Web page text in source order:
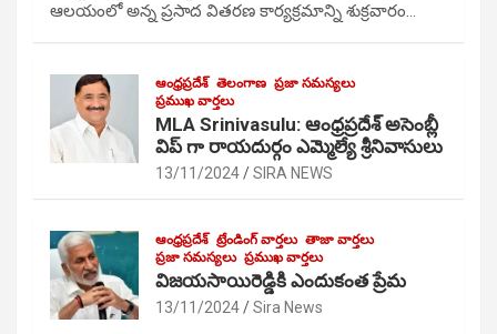
ఆలయంలో అన్న ప్రసాద వితరణ కార్యక్రమాన్ని శుక్రవారం…
ఆంధ్రప్రదేశ్ తెలంగాణ ప్రజా సమస్యలు
ప్రముఖ వార్తలు
MLA Srinivasulu: ఆంధ్రప్రదేశ్ అసెంబ్లీ
విప్ గా రాయదుర్గం ఎమ్మెల్యే శ్రీనివాసులు
13/11/2024 SIRA NEWS
ఆంధ్రప్రదేశ్ ట్రేండింగ్ వార్తలు తాజా వార్తలు
ప్రజా సమస్యలు ప్రముఖ వార్తలు
విజయసాయిరెడ్డికి ఎందుకంత ప్రేమ
13/11/2024 Sira News